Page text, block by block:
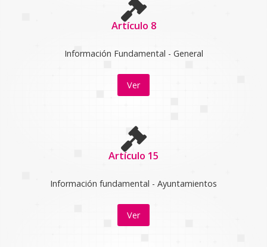
Artículo 8
Información Fundamental - General
Ver
Artículo 15
Información fundamental - Ayuntamientos
Ver